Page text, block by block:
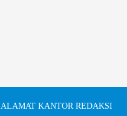
ALAMAT KANTOR REDAKSI